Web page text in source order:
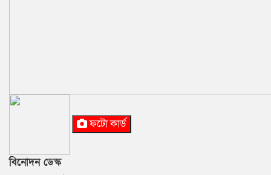
ফটো কার্ড
বিনোদন ডেস্ক